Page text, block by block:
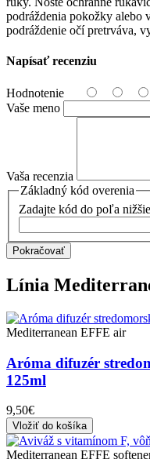
podráždenia pokožky
podráždenie očí pretrváva,
Napísať recenziu
Hodnotenie
Vaše meno
Vaša recenzia
Základný kód overenia
Zadajte kód do poľa nižšie
Pokračovať
Línia
Mediterranean EFFE air
Aróma difuzér
125ml
9,50€
Vložiť do košíka
Mediterranean EFFE